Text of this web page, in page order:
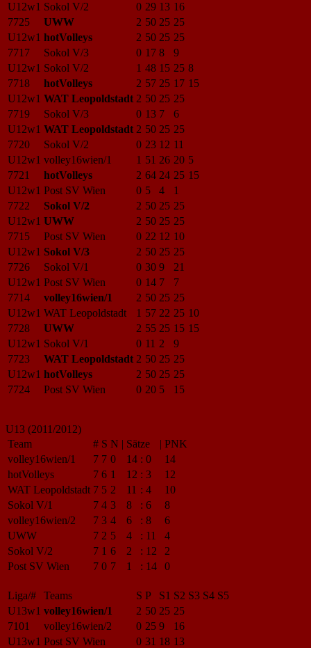
U12w1 Sokol V/2 0 29 13 16
7725
UWW 2 50 25 25
U12w1 hotVolleys 2 50 25 25
7717
Sokol V/3 0 17 8
9
U12w1 Sokol V/2 1 48 15 25 8
7718
hotVolleys 2 57 25 17 15
U12w1 WAT Leopoldstadt 2 50 25 25
7719
Sokol V/3 0 13 7
6
U12w1 WAT Leopoldstadt 2 50 25 25
7720
Sokol V/2 0 23 12 11
U12w1 volley16wien/1 1 51 26 20 5
7721
hotVolleys 2 64 24 25 15
U12w1 Post SV Wien 0 5 4
1
7722
Sokol V/2 2 50 25 25
U12w1 UWW 2 50 25 25
7715
Post SV Wien 0 22 12 10
U12w1 Sokol V/3 2 50 25 25
7726
Sokol V/1 0 30 9
21
U12w1 Post SV Wien 0 14 7
7
7714
volley16wien/1 2 50 25 25
U12w1 WAT Leopoldstadt 1 57 22 25 10
7728
UWW 2 55 25 15 15
U12w1 Sokol V/1 0 11 2
9
7723
WAT Leopoldstadt 2 50 25 25
U12w1 hotVolleys 2 50 25 25
7724
Post SV Wien 0 20 5 15
U13 (2011/2012)
Team
# S N | Sätze | PNK
volley16wien/1
7 7 0 14 : 0
14
hotVolleys
7 6 1 12 : 3
12
WAT Leopoldstadt 7 5 2 11 : 4
10
Sokol V/1
7 4 3 8 : 6
8
volley16wien/2
7 3 4 6 : 8
6
UWW
7 2 5 4 : 11
4
Sokol V/2
7 1 6 2 : 12
2
Post SV Wien
7 0 7 1 : 14 0
Liga/# Teams S P S1 S2 S3 S4 S5
U13w1 volley16wien/1 2 50 25 25
7101
volley16wien/2 0 25 9
16
U13w1 Post SV Wien 0 31 18 13